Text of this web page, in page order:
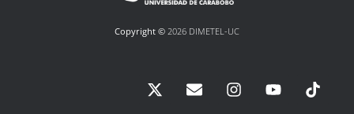
Copyright © 2026 DIMETEL-UC